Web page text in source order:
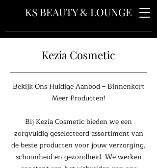
KS BEAUTY& LOUNGE
Kezia Cosmetic
Bekijk Ons Huidige Aanbod – Binnenkort
Meer Producten!
Bij Kezia Cosmetic bieden we een
zorgvuldig geselecteerd assortiment van
de beste producten voor jouw verzorging,
schoonheid en gezondheid. We werken